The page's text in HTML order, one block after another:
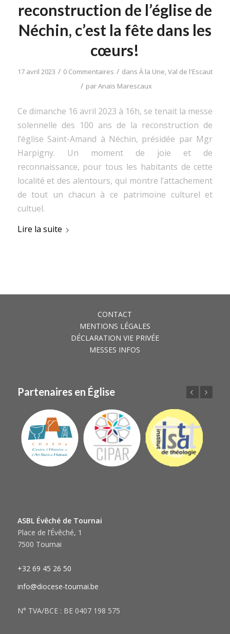
reconstruction de l’église de
Néchin, c’est la fête dans les
cœurs!
17 avril 2023 / 0 Commentaires / dans À la Une,Val de l'Escaut
/ parAnaïs Marescaux
Ce dimanche 16 avril 2023 à 16h, se tenait la messe
solennelle des 100 ans de la reconstruction de
l’église Saint-Amand à Néchin, présidée par Mgr
Harpigny. Un moment de joie et de
reconnaissance, pour tous les habitants de cette
localité et des alentours, qui montre l’attachement
de tout un chacun à ce patrimoine culturel et
cultuel.
Lire la suite
CONTACT
MENTIONS LÉGALES
DÉCLARATION VIE PRIVÉE
MESSES INFOS
Partenaires en Église
ASBL Évêché de Tournai
Place de l’Évêché, 1
7500 Tournai
+32 69 45 26 50
info@diocese-tournai.be
N° TVA/BCE : BE 0407 198 575